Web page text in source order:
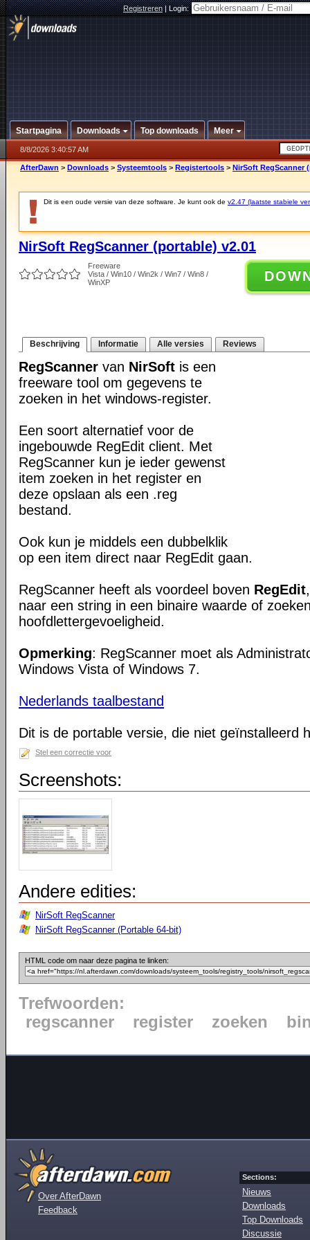
Registreren|Login:
Startpagina Downloads Top downloads Meer
8/8/2026 3:40:57 AM
AfterDawn > Downloads > Systeemtools > Registertools > NirSoft RegScanner
Dit is een oude versie van deze software. Je kunt ook de v2.47 (laatste stabiele
NirSoft RegScanner (portable) v2.01
Freeware
Vista / Win10 / Win2k / Win7 / Win8 /
WinXP
Beschrijving Informatie Alle versies Reviews
RegScanner van NirSoft is een
freeware tool om gegevens te
zoeken in het windows-register.
Een soort alternatief voor de
ingebouwde RegEdit client. Met
RegScanner kun je ieder gewenst
item zoeken in het register en
deze opslaan als een .reg
bestand.
Ook kun je middels een dubbelklik
op een item direct naar RegEdit gaan.
RegScanner heeft als voordeel boven RegEdit
naar een string in een binaire waarde of
hoofdlettergevoeligheid.
Opmerking: RegScanner moet als
Windows Vista of Windows 7.
Nederlands taalbestand
Dit is de portable versie, die niet geïnstalleerd
Stel een correctie voor
Screenshots:
Andere edities:
NirSoft RegScanner
NirSoft RegScanner (Portable 64-bit)
HTML code om naar deze pagina te linken:
Trefwoorden:
regscanner
register zoeken
Over AfterDawn
Feedback
Sections:
Nieuws
Downloads
Top Downloads
Discussie